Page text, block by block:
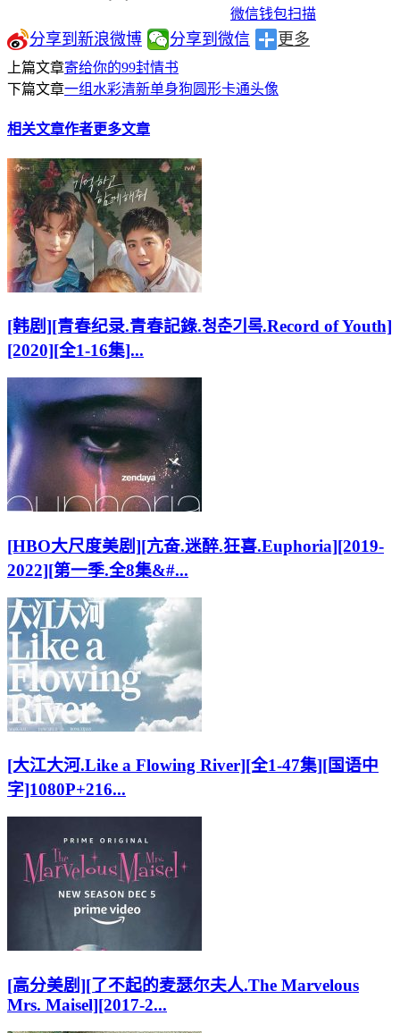
微信钱包扫描
分享到新浪微博 分享到微信 更多
上篇文章寄给你的99封情书
下篇文章一组水彩清新单身狗圆形卡通头像
相关文章作者更多文章
[韩剧][青春纪录.青春記錄.청춘기록.Record of Youth]
[2020][全1-16集]...
[HBO大尺度美剧][亢奋.迷醉.狂喜.Euphoria][2019-
2022][第一季.全8集&#...
[大江大河.Like a Flowing River][全1-47集][国语中
字]1080P+216...
[高分美剧][了不起的麦瑟尔夫人.The Marvelous
Mrs. Maisel][2017-2...